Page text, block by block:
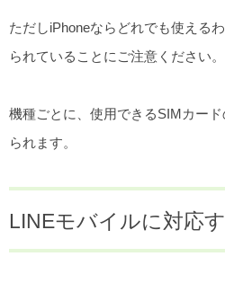
ただしiPhoneならどれでも使える
られていることにご注意ください。
機種ごとに、使用できるSIMカー
られます。
LINEモバイルに対応